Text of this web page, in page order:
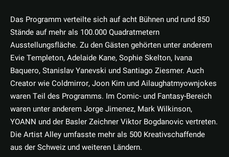
Das Programm verteilte sich auf acht Bühnen und rund 850
Stände auf mehr als 100.000 Quadratmetern
Ausstellungsfläche. Zu den Gästen gehörten unter anderem
Evie Templeton, Adelaide Kane, Sophie Skelton, Ivana
Baquero, Stanislav Yanevski und Santiago Ziesmer. Auch
Creator wie Coldmirror, Joon Kim und Ailaughatmyownjokes
waren Teil des Programms. Im Comic- und Fantasy-Bereich
waren unter anderem Jorge Jimenez, Mark Wilkinson,
YOANN und der Basler Zeichner Viktor Bogdanovic vertreten.
Die Artist Alley umfasste mehr als 500 Kreativschaffende
aus der Schweiz und weiteren Ländern.